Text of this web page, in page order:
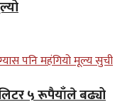
५ रूपैयाँले बढ्यो